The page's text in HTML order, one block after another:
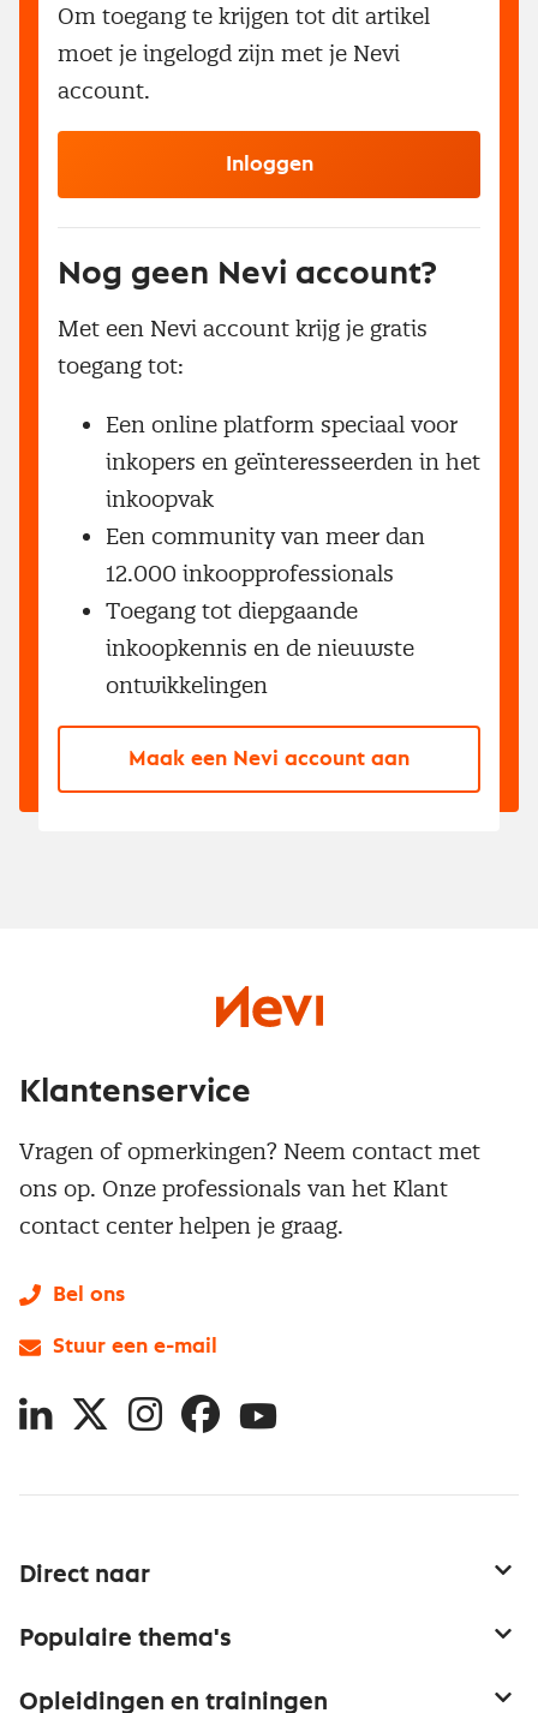
Om toegang te krijgen tot dit artikel
moet je ingelogd zijn met je Nevi
account.
Inloggen
Nog geen Nevi account?
Met een Nevi account krijg je gratis
toegang tot:
Een online platform speciaal voor
inkopers en geïnteresseerden in het
inkoopvak
Een community van meer dan
12.000 inkoopprofessionals
Toegang tot diepgaande
inkoopkennis en de nieuwste
ontwikkelingen
Maak een Nevi account aan
Direct naar
Populaire thema's
Opleidingen en trainingen
Klantenservice
Vragen of opmerkingen? Neem contact met
ons op. Onze professionals van het Klant
contact center helpen je graag.
Bel ons
Stuur een e-mail
LinkedIn
X InstagramFacebookYouTube